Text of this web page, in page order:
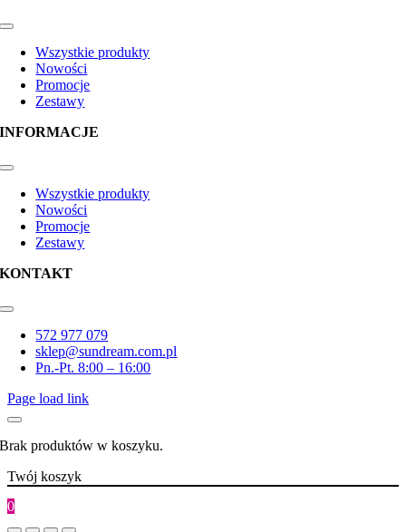
Toggle
NavigationWszystkie produkty
Nowości
Promocje
Zestawy
INFORMACJE
Toggle
NavigationWszystkie produkty
Nowości
Promocje
Zestawy
KONTAKT
Toggle
Navigation572 977 079
sklep@sundream.com.pl
Pn.-Pt. 8:00 – 16:00
Page load link
Brak produktów w koszyku.
Twój koszyk
0